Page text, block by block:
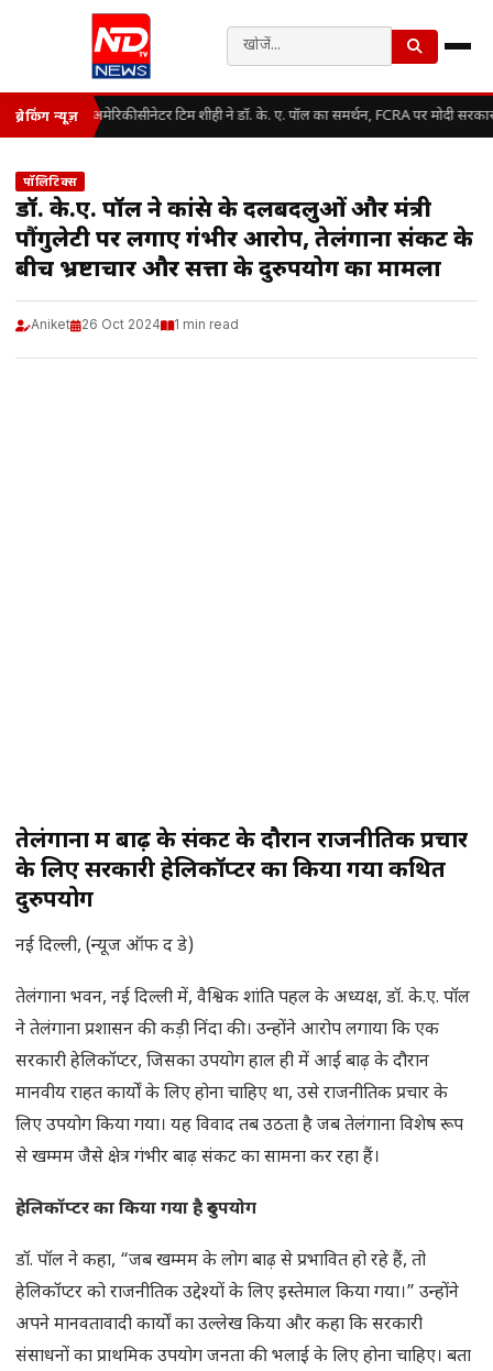
ब्रेकिंग न्यूज़ अमेरिकी सीनेटर टिम शीही ने डॉ. के. ए. पॉल का समर्थन, FCRA पर मोदी
पॉलिटिक्स
डॉ. के.ए. पॉल ने कांग्रेस के दलबदलुओं और मंत्री
पौंगुलेटी पर लगाए गंभीर आरोप, तेलंगाना संकट के
बीच भ्रष्टाचार और सत्ता के दुरुपयोग का मामला
Aniket 26 Oct 2024 1 min read
तेलंगाना में बाढ़ के संकट के दौरान राजनीतिक प्रचार
के लिए सरकारी हेलिकॉप्टर का किया गया कथित
दुरुपयोग
नई दिल्ली, (न्यूज ऑफ द डे)
तेलंगाना भवन, नई दिल्ली में, वैश्विक शांति पहल के अध्यक्ष, डॉ. के.ए. पॉल
ने तेलंगाना प्रशासन की कड़ी निंदा की। उन्होंने आरोप लगाया कि एक
सरकारी हेलिकॉप्टर, जिसका उपयोग हाल ही में आई बाढ़ के दौरान
मानवीय राहत कार्यों के लिए होना चाहिए था, उसे राजनीतिक प्रचार के
लिए उपयोग किया गया। यह विवाद तब उठता है जब तेलंगाना विशेष रूप
से खम्मम जैसे क्षेत्र गंभीर बाढ़ संकट का सामना कर रहा हैं।
हेलिकॉप्टर का किया गया है दुरुपयोग
डॉ. पॉल ने कहा, “जब खम्मम के लोग बाढ़ से प्रभावित हो रहे हैं, तो
हेलिकॉप्टर को राजनीतिक उद्देश्यों के लिए इस्तेमाल किया गया।” उन्होंने
अपने मानवतावादी कार्यों का उल्लेख किया और कहा कि सरकारी
संसाधनों का प्राथमिक उपयोग जनता की भलाई के लिए होना चाहिए। बता